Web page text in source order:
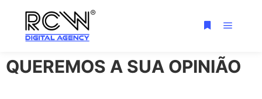
QUEREMOS A SUA OPINIÃO